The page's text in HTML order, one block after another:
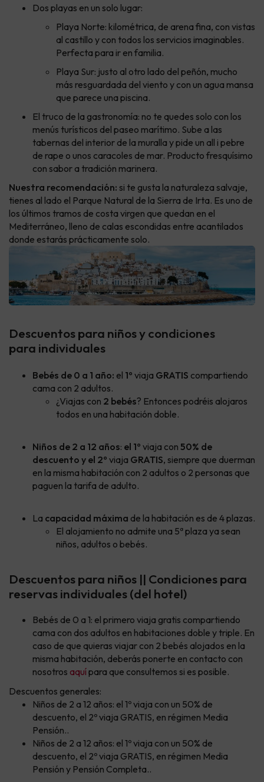
Dos playas en un solo lugar:
Playa Norte: kilométrica, de arena fina, con vistas
al castillo y con todos los servicios imaginables.
Perfecta para ir en familia.
Playa Sur: justo al otro lado del peñón, mucho
más resguardada del viento y con un agua mansa
que parece una piscina.
El truco de la gastronomía: no te quedes solo con los
menús turísticos del paseo marítimo. Sube a las
tabernas del interior de la muralla y pide un all i pebre
de rape o unos caracoles de mar. Producto fresquísimo
con sabor a tradición marinera.
Nuestra recomendación: si te gusta la naturaleza salvaje,
tienes al lado el Parque Natural de la Sierra de Irta. Es uno de
los últimos tramos de costa virgen que quedan en el
Mediterráneo, lleno de calas escondidas entre acantilados
donde estarás prácticamente solo.
Descuentos para niños y condiciones
para individuales
Bebés de 0 a 1 año: el 1º viaja GRATIS compartiendo
cama con 2 adultos.
¿Viajas con 2 bebés? Entonces podréis alojaros
todos en una habitación doble.
Niños de 2 a 12 años: el 1º viaja con 50% de
descuento y el 2º viaja GRATIS, siempre que duerman
en la misma habitación con 2 adultos o 2 personas que
paguen la tarifa de adulto.
La capacidad máxima de la habitación es de 4 plazas.
El alojamiento no admite una 5ª plaza ya sean
niños, adultos o bebés.
Descuentos para niños || Condiciones para
reservas individuales (del hotel)
Bebés de 0 a 1: el primero viaja gratis compartiendo
cama con dos adultos en habitaciones doble y triple. En
caso de que quieras viajar con 2 bebés alojados en la
misma habitación, deberás ponerte en contacto con
nosotros aquípara que consultemos si es posible.
Descuentos generales:
Niños de 2 a 12 años: el 1º viaja con un 50% de
descuento, el 2º viaja GRATIS, en régimen Media
Pensión..
Niños de 2 a 12 años: el 1º viaja con un 50% de
descuento, el 2º viaja GRATIS, en régimen Media
Pensión y Pensión Completa..